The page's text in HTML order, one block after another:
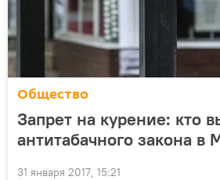
Общество
Запрет на курение: кто
антитабачного закона в
31 января 2017, 15:21